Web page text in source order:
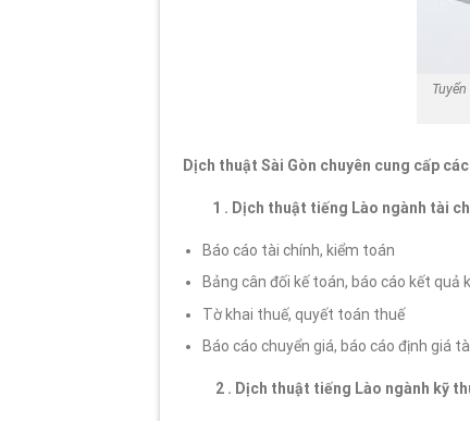
Dịch thuật Sài Gòn chuyên cung cấp
1 . Dịch thuật tiếng Lào ngành tài
Báo cáo tài chính, kiểm toán
Bảng cân đối kế toán, báo cáo kết
Tờ khai thuế, quyết toán thuế
Báo cáo chuyển giá, báo cáo định giá
2 . Dịch thuật tiếng Lào ngành kỹ